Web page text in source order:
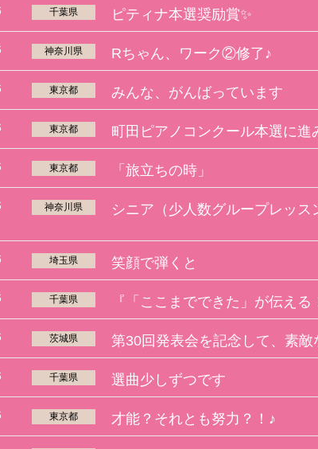
千葉県 ピティナ本選奨励賞✨
神奈川県 Rちゃん、ワーク②修了♪
東京都 みんな、がんばっています
東京都
東京都 「旅立ちの時」
神奈川県
埼玉県 笑顔で弾くと
千葉県
茨城県
千葉県 選曲少しずつです
東京都 才能？それとも努力？！♪